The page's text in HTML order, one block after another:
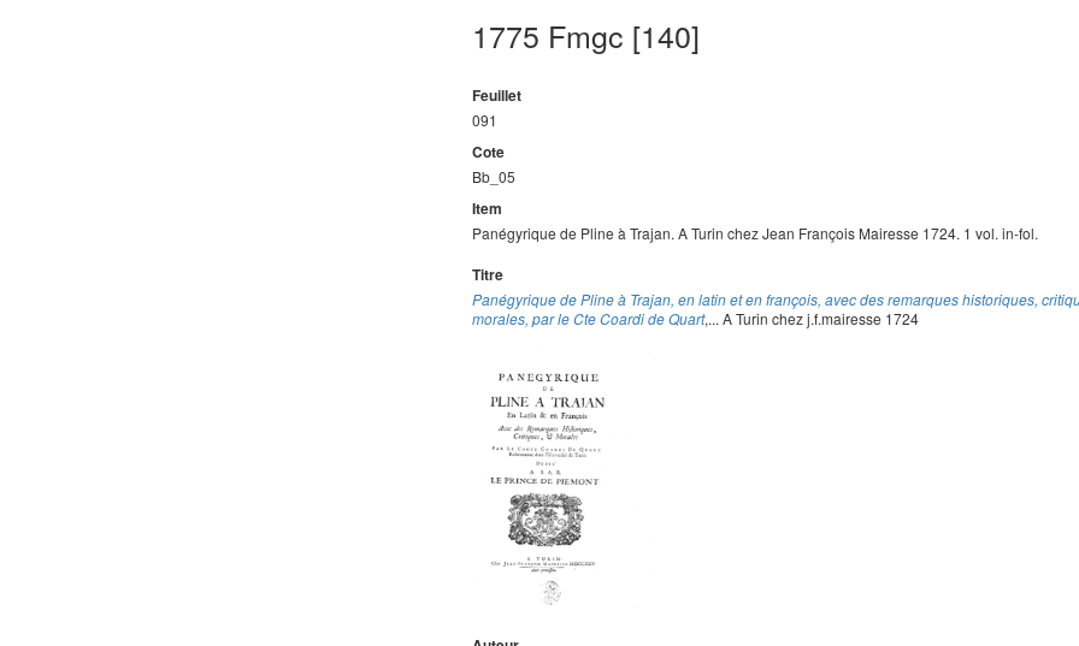
1775 Fmgc [140]
Feuillet
091
Cote
Bb_05
Item
Panégyrique de Pline à Trajan. A Turin chez Jean François Mairesse 1724. 1 vol. in-fol.
Titre
Panégyrique de Pline à Trajan, en latin et en françois, avec des remarques historiques,
morales, par le Cte Coardi de Quart,... A Turin chez j.f.mairesse 1724